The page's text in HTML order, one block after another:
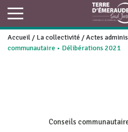
Accueil / La collectivité /Actes
communautaire • Délibérations 2021
Conseils